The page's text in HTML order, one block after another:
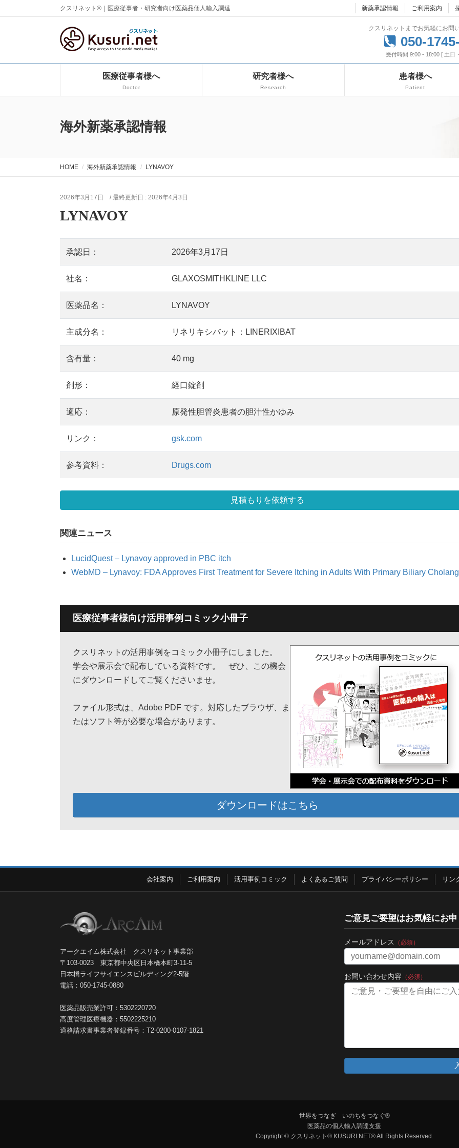
クスリネット®｜医療従事者・研究者向け医薬品個人輸入調達 新薬承認情報 ご利用案内
クスリネットまでお気軽にお問
050-
受付時間 9:00 - 18:00 [ 土日
医療従事者様へ
Doctor
研究者様へ
Research
患者様へ
Patient
海外新薬承認情報
HOME 海外新薬承認情報 LYNAVOY
2026年3月17日 / 最終更新日 : 2026年4月3日
LYNAVOY
承認日： 2026年3月17日
社名： GLAXOSMITHKLINE LLC
医薬品名： LYNAVOY
主成分名： リネリキシバット：LINERIXIBAT
含有量： 40 mg
剤形： 経口錠剤
適応： 原発性胆管炎患者の胆汁性かゆみ
リンク： gsk.com
参考資料： Drugs.com
見積もりを依頼する
関連ニュース
LucidQuest – Lynavoy approved in PBC itch
WebMD – Lynavoy: FDA Approves First Treatment for Severe Itching in Adults With Primary Biliary
医療従事者様向け活用事例コミック小冊子
クスリネットの活用事例をコミック小冊子にしました。
学会や展示会で配布している資料です。 ぜひ、この機会
にダウンロードしてご覧くださいませ。
ファイル形式は、Adobe PDF です。対応したブラウザ、ま
たはソフト等が必要な場合があります。
ダウンロードはこちら
会社案内 ご利用案内 活用事例コミック よくあるご質問 プライバシーポリシー リン
アークエイム株式会社 クスリネット事業部
〒103-0023 東京都中央区日本橋本町3-11-5
日本橋ライフサイエンスビルディング2-5階
電話：050-1745-0880
医薬品販売業許可：5302220720
高度管理医療機器：5502225210
適格請求書事業者登録番号：T2-0200-0107-1821
ご意見ご要望はお気軽にお
メールアドレス （必須）
お問い合わせ内容 （必須）
世界をつなぎ いのちをつなぐ®
医薬品の個人輸入調達支援
Copyright © クスリネット® KUSURI.NET® All Rights Reserved.